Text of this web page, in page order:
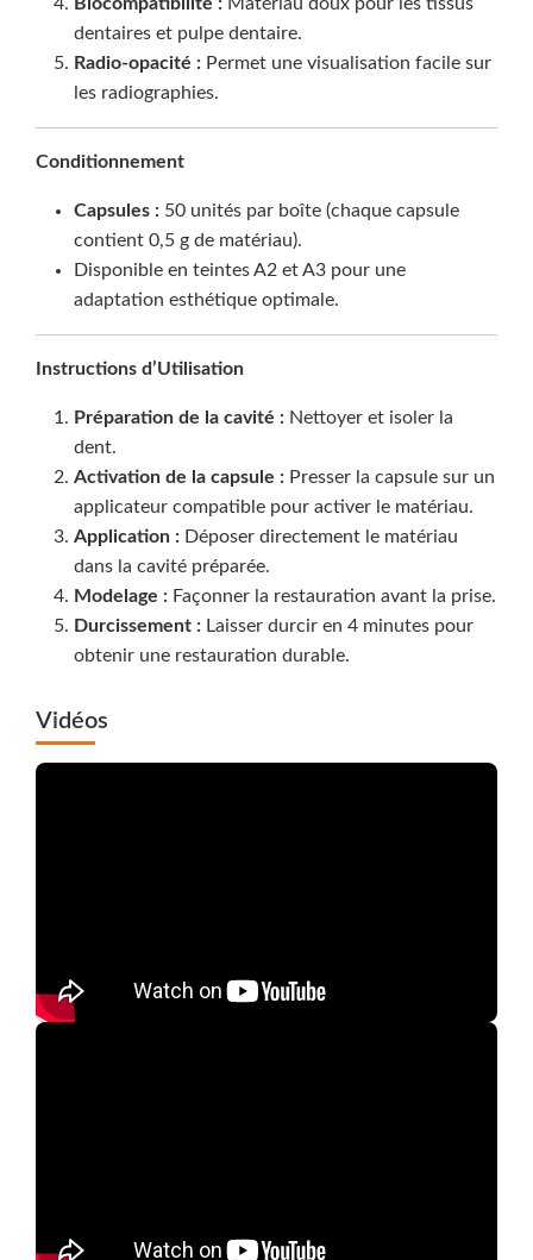
dentaires et pulpe dentaire.
Radio-opacité : Permet une visualisation facile sur
les radiographies.
Conditionnement
Capsules : 50 unités par boîte (chaque capsule
contient 0,5 g de matériau).
Disponible en teintes A2 et A3 pour une
adaptation esthétique optimale.
Instructions d’Utilisation
Préparation de la cavité : Nettoyer et isoler la
dent.
Activation de la capsule : Presser la capsule sur un
applicateur compatible pour activer le matériau.
Application : Déposer directement le matériau
dans la cavité préparée.
Modelage : Façonner la restauration avant la prise.
Durcissement : Laisser durcir en 4 minutes pour
obtenir une restauration durable.
Vidéos